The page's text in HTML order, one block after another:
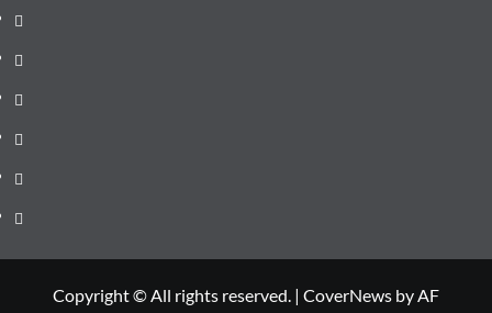
Cultura
Sănătate
Litoral
Joburi
Politică
Comunicate
Copyright © All rights reserved. | CoverNews by AF